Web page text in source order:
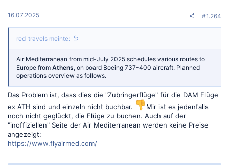
:
16.07.2025 #1.264
red_travels meinte:
Air Mediterranean from mid-July 2025 schedules various routes to
Europe from Athens, on board Boeing 737-400 aircraft. Planned
operations overview as follows.
Das Problem ist, dass dies die "Zubringerflüge" für die DAM Flüge
ex ATH sind und einzeln nicht buchbar.
Mir ist es jedenfalls
noch nicht geglückt, die Flüge zu buchen. Auch auf der
"inoffiziellen" Seite der Air Mediterranean werden keine Preise
angezeigt:
https://www.flyairmed.com/